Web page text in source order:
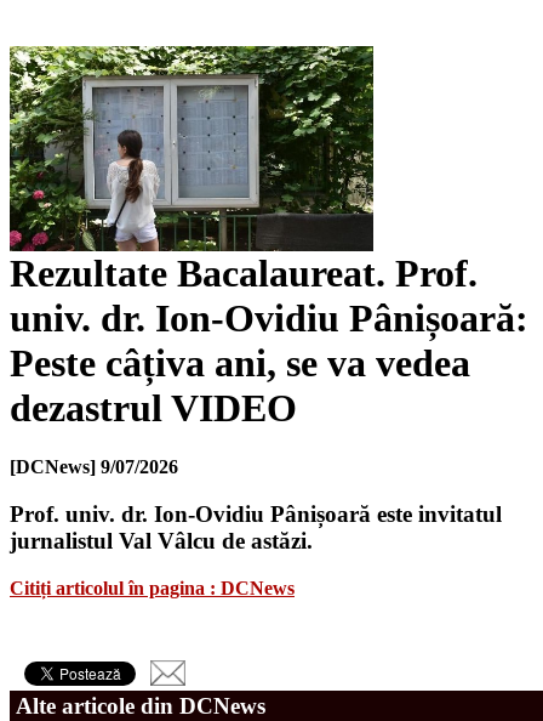
Rezultate Bacalaureat. Prof.
univ. dr. Ion-Ovidiu Pânișoară:
Peste câțiva ani, se va vedea
dezastrul VIDEO
[DCNews] 9/07/2026
Prof. univ. dr. Ion-Ovidiu Pânișoară este invitatul
jurnalistul Val Vâlcu de astăzi.
Citiți articolul în pagina : DCNews
Alte articole din DCNews